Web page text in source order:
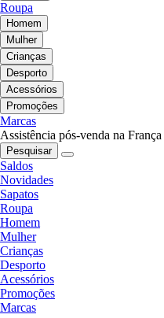
Roupa
Homem
Mulher
Crianças
Desporto
Acessórios
Promoções
Marcas
Assistência pós-venda na França
Pesquisar
Saldos
Novidades
Sapatos
Roupa
Homem
Mulher
Crianças
Desporto
Acessórios
Promoções
Marcas